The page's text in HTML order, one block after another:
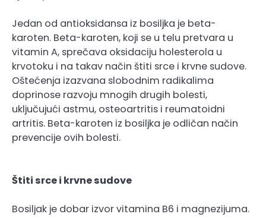
Jedan od antioksidansa iz bosiljka je beta-
karoten. Beta-karoten, koji se u telu pretvara u
vitamin A, sprečava oksidaciju holesterola u
krvotoku i na takav način štiti srce i krvne sudove.
Oštećenja izazvana slobodnim radikalima
doprinose razvoju mnogih drugih bolesti,
uključujući astmu, osteoartritis i reumatoidni
artritis. Beta-karoten iz bosiljka je odličan način
prevencije ovih bolesti.
Štiti srce i krvne sudove
Bosiljak je dobar izvor vitamina B6 i magnezijuma.